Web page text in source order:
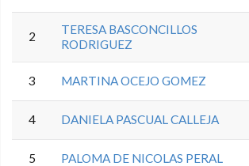
2
TERESA BASCONCILLOS
RODRIGUEZ
3 MARTINA OCEJO GOMEZ
4 DANIELA PASCUAL CALLEJA
5 PALOMA DE NICOLAS PERAL